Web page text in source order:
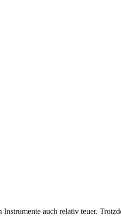
auch relativ teuer.